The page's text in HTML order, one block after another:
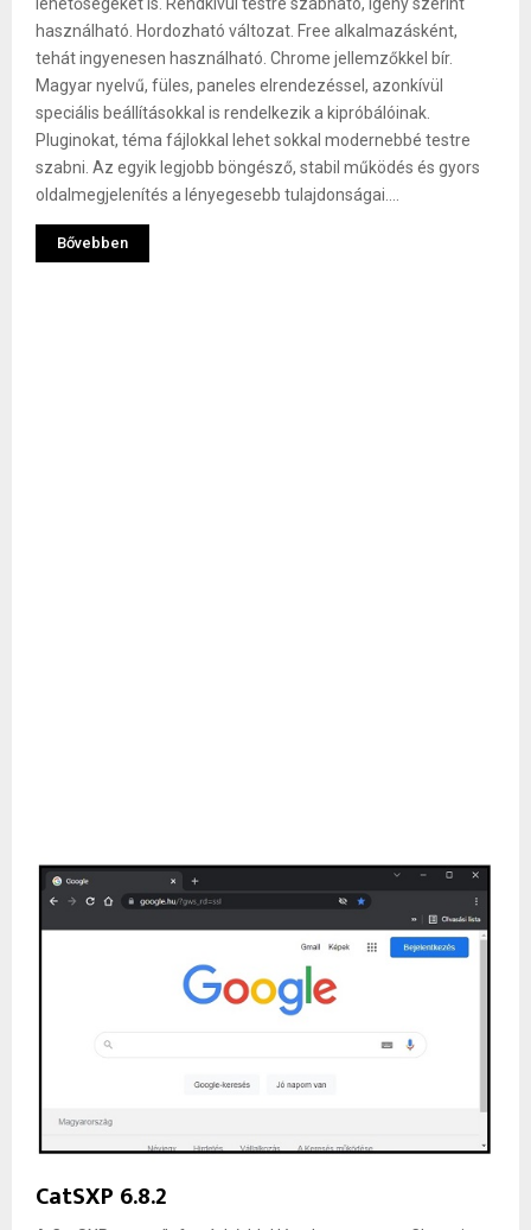
lehetőségeket is. Rendkívül testre szabható, igény szerint
használható. Hordozható változat. Free alkalmazásként,
tehát ingyenesen használható. Chrome jellemzőkkel bír.
Magyar nyelvű, füles, paneles elrendezéssel, azonkívül
speciális beállításokkal is rendelkezik a kipróbálóinak.
Pluginokat, téma fájlokkal lehet sokkal modernebbé testre
szabni. Az egyik legjobb böngésző, stabil működés és gyors
oldalmegjelenítés a lényegesebb tulajdonságai....
Bővebben
CatSXP 6.8.2